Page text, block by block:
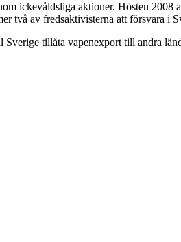
ickevåldsliga aktioner. Hösten 2008
två av fredsaktivisterna att försvara i
tillåta vapenexport till andra